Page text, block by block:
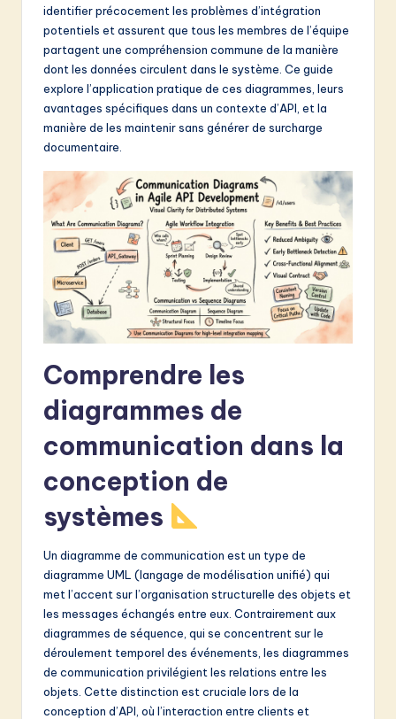
w
ti
identifier précocement les problèmes d’intégration
potentiels et assurent que tous les membres de l’équipe
partagent une compréhension commune de la manière
dont les données circulent dans le système. Ce guide
explore l’application pratique de ces diagrammes, leurs
avantages spécifiques dans un contexte d’API, et la
manière de les maintenir sans générer de surcharge
documentaire.
Comprendre les
diagrammes de
communication dans la
conception de
systèmes
Un diagramme de communication est un type de
diagramme UML (langage de modélisation unifié) qui
met l’accent sur l’organisation structurelle des objets et
les messages échangés entre eux. Contrairement aux
diagrammes de séquence, qui se concentrent sur le
déroulement temporel des événements, les diagrammes
de communication privilégient les relations entre les
objets. Cette distinction est cruciale lors de la
conception d’API, où l’interaction entre clients et